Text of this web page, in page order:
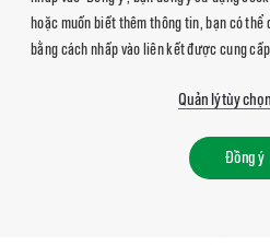
hoặc muốn biết thêm thông tin, bạn có
bằng cách nhấp vào liên kết được cung cấp.
Quản lý tùy
Đồng ý